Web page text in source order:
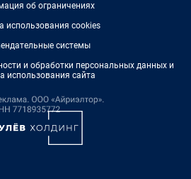
об ограничениях
использования cookies
системы
и обработки персональных данных и
использования сайта